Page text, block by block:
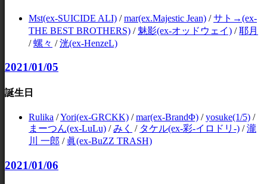
Mst(ex-SUICIDE ALI) /mar(ex.Majestic Jean) /サト→(ex-
THE BEST BROTHERS) / 魅影(ex-オッドウェイ) /耶月
/螺々 /洸(ex-HenzeL)
2021/01/05
誕生日
Rulika /Yori(ex-GRCKK) /mar(ex-BrandΦ) /yosuke(1/5) /
まーつん(ex-LuLu) /みく / タケル(ex-彩-イロドリ-) /瀧
川 一郎 / 眞(ex-BuZZ TRASH)
2021/01/06